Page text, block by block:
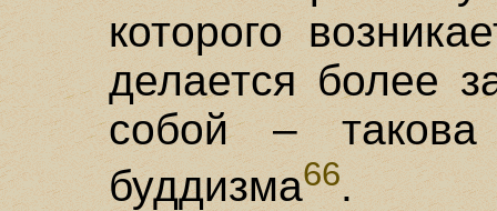
которого
делается более
собой –
буддизма66.